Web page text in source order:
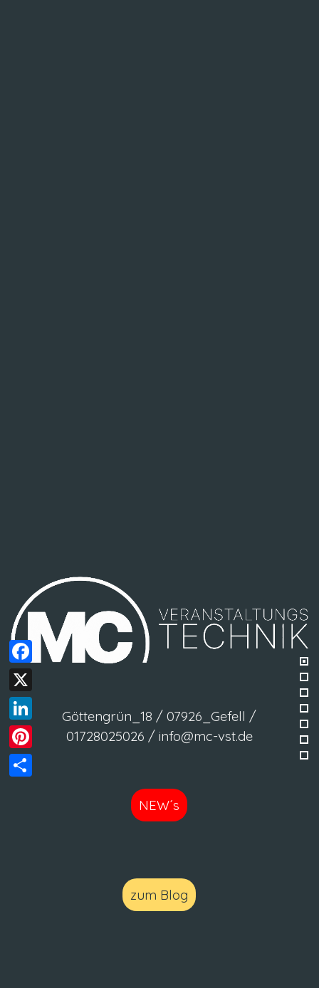
Göttengrün_18 / 07926_Gefell /
01728025026 / info@mc-vst.de
NEW´s
zum Blog
Facebook
X
LinkedIn
Pinterest